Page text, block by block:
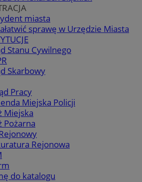
miasta
sprawę w Urzędzie Miasta
Stanu Cywilnego
Skarbowy
Pracy
Miejska Policji
Miejska
Pożarna
Rejonowa
do katalogu